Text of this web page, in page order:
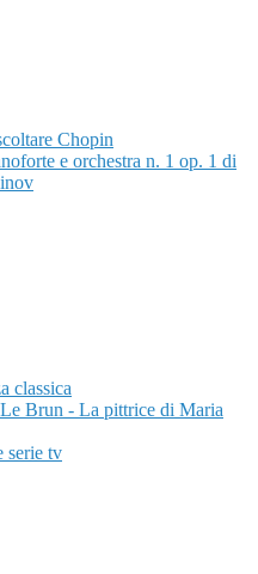
Chopin
e orchestra n. 1 op. 1 di
classica
Brun - La pittrice di Maria
serie tv